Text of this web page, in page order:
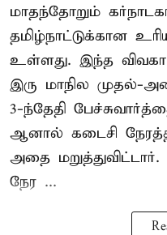
மாதந்தோறும்
தமிழ்நாட்டுக்கான
உள்ளது. இந்த
இரு மாநில முதல்-
3-ந்தேதி
ஆனால் கடைசி
அதை
நேர ...